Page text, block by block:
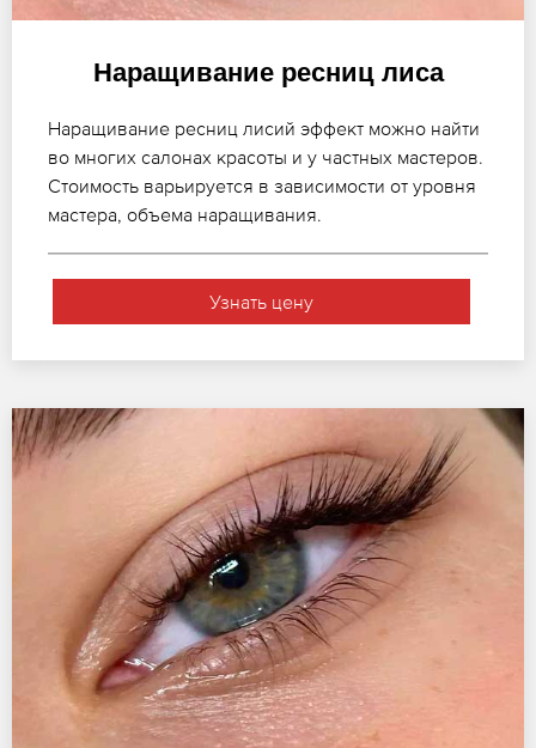
Наращивание ресниц лиса
Наращивание ресниц лисий эффект можно найти
во многих салонах красоты и у частных мастеров.
Стоимость варьируется в зависимости от уровня
мастера, объема наращивания.
Узнать цену